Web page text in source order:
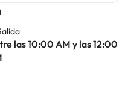
las 10:00 AM y las 12:00